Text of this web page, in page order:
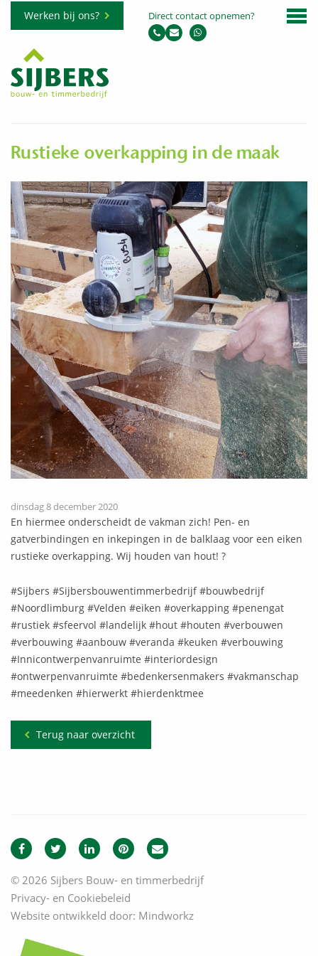
Werken bij ons? Direct contact opnemen?
Rustieke overkapping in de maak
dinsdag 8 december 2020
En hiermee onderscheidt de vakman zich! Pen- en
gatverbindingen en inkepingen in de balklaag voor een eiken
rustieke overkapping. Wij houden van hout! ?
#Sijbers #Sijbersbouwentimmerbedrijf #bouwbedrijf
#Noordlimburg #Velden #eiken #overkapping #penengat
#rustiek #sfeervol #landelijk #hout #houten #verbouwen
#verbouwing #aanbouw #veranda #keuken #verbouwing
#Innicontwerpenvanruimte #interiordesign
#ontwerpenvanruimte #bedenkersenmakers #vakmanschap
#meedenken #hierwerkt #hierdenktmee
Terug naar overzicht
© 2026 Sijbers Bouw- en timmerbedrijf
Privacy- en Cookiebeleid
Website ontwikkeld door: Mindworkz